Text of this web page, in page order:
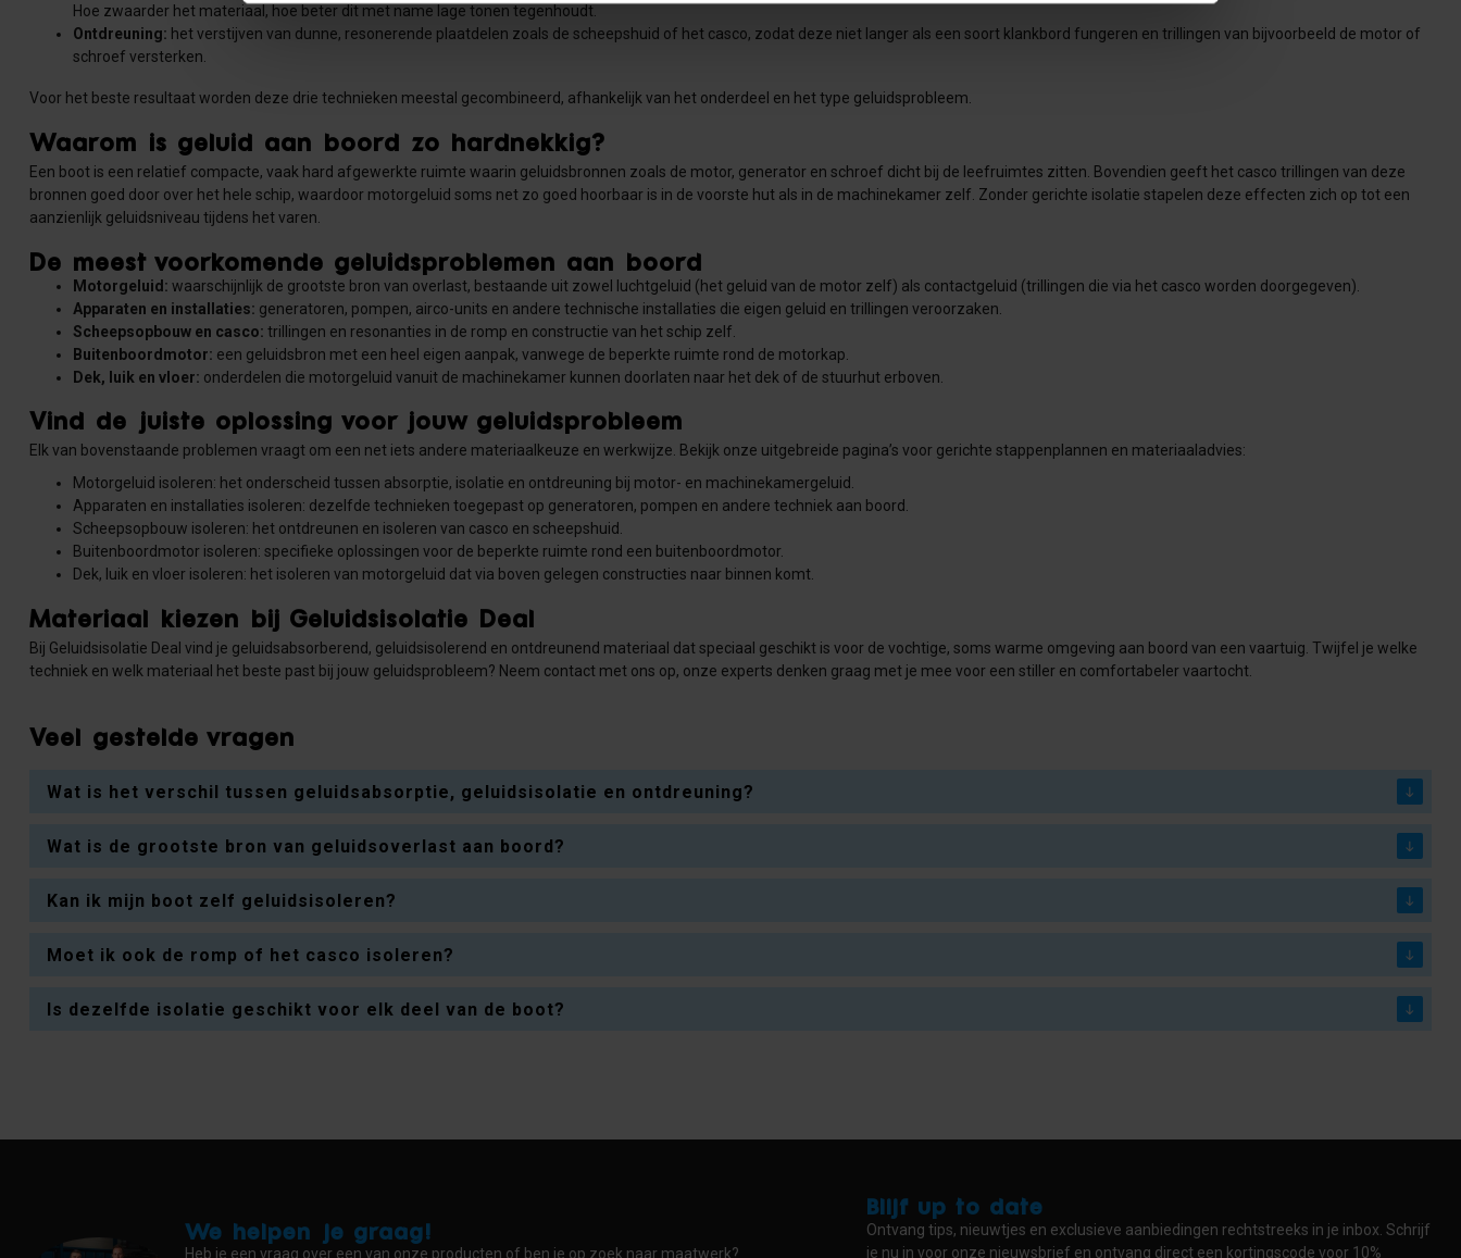
Hoe zwaarder het materiaal, hoe beter dit met name lage tonen tegenhoudt.
Ontdreuning: het verstijven van dunne, resonerende plaatdelen zoals de scheepshuid of het casco, zodat deze niet langer als een soort klankbord fungeren en trillingen van bijvoorbeeld de motor of
schroef versterken.
Voor het beste resultaat worden deze drie technieken meestal gecombineerd, afhankelijk van het onderdeel en het type geluidsprobleem.
Waarom is geluid aan boord zo hardnekkig?
Een boot is een relatief compacte, vaak hard afgewerkte ruimte waarin geluidsbronnen zoals de motor, generator en schroef dicht bij de leefruimtes zitten. Bovendien geeft het casco trillingen van deze
bronnen goed door over het hele schip, waardoor motorgeluid soms net zo goed hoorbaar is in de voorste hut als in de machinekamer zelf. Zonder gerichte isolatie stapelen deze effecten zich op tot een
aanzienlijk geluidsniveau tijdens het varen.
De meest voorkomende geluidsproblemen aan boord
Motorgeluid: waarschijnlijk de grootste bron van overlast, bestaande uit zowel luchtgeluid (het geluid van de motor zelf) als contactgeluid (trillingen die via het casco worden doorgegeven).
Apparaten en installaties: generatoren, pompen, airco-units en andere technische installaties die eigen geluid en trillingen veroorzaken.
Scheepsopbouw en casco: trillingen en resonanties in de romp en constructie van het schip zelf.
Buitenboordmotor: een geluidsbron met een heel eigen aanpak, vanwege de beperkte ruimte rond de motorkap.
Dek, luik en vloer: onderdelen die motorgeluid vanuit de machinekamer kunnen doorlaten naar het dek of de stuurhut erboven.
Vind de juiste oplossing voor jouw geluidsprobleem
Elk van bovenstaande problemen vraagt om een net iets andere materiaalkeuze en werkwijze. Bekijk onze uitgebreide pagina’s voor gerichte stappenplannen en materiaaladvies:
Motorgeluid isoleren: het onderscheid tussen absorptie, isolatie en ontdreuning bij motor- en machinekamergeluid.
Apparaten en installaties isoleren: dezelfde technieken toegepast op generatoren, pompen en andere techniek aan boord.
Scheepsopbouw isoleren: het ontdreunen en isoleren van casco en scheepshuid.
Buitenboordmotor isoleren: specifieke oplossingen voor de beperkte ruimte rond een buitenboordmotor.
Dek, luik en vloer isoleren: het isoleren van motorgeluid dat via boven gelegen constructies naar binnen komt.
Materiaal kiezen bij Geluidsisolatie Deal
Bij Geluidsisolatie Deal vind je geluidsabsorberend, geluidsisolerend en ontdreunend materiaal dat speciaal geschikt is voor de vochtige, soms warme omgeving aan boord van een vaartuig. Twijfel je welke
techniek en welk materiaal het beste past bij jouw geluidsprobleem? Neem contact met ons op, onze experts denken graag met je mee voor een stiller en comfortabeler vaartocht.
Veel gestelde vragen
Wat is het verschil tussen geluidsabsorptie, geluidsisolatie en ontdreuning?
Wat is de grootste bron van geluidsoverlast aan boord?
Kan ik mijn boot zelf geluidsisoleren?
Moet ik ook de romp of het casco isoleren?
Is dezelfde isolatie geschikt voor elk deel van de boot?
We helpen je graag!
Heb je een vraag over een van onze producten of ben je op zoek naar maatwerk?
Blijf up to date
Ontvang tips, nieuwtjes en exclusieve aanbiedingen rechtstreeks in je inbox. Schrijf
je nu in voor onze nieuwsbrief en ontvang direct een kortingscode voor 10%